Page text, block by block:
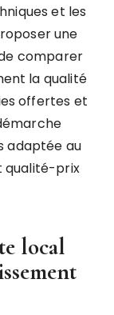
et les
une
comparer
la qualité
offertes et
adaptée au
qualité-prix
local